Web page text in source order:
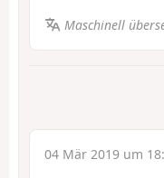
Maschinell
04 Mär 2019 um